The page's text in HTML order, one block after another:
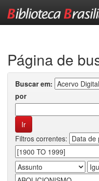
Página de
Buscar em:
por
Filtros correntes: